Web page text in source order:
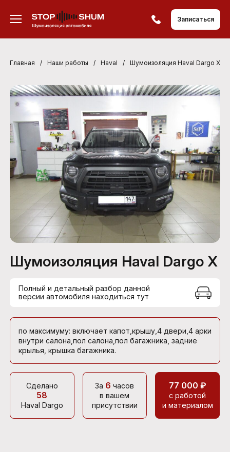
Записаться
Главная / Наши работы / Haval / Шумоизоляция Haval Dargo X
Шумоизоляция Haval Dargo X
Полный и детальный разбор данной
версии автомобиля находиться тут
по максимуму: включает капот,крышу,4 двери,4 арки
внутри салона,пол салона,пол багажника, задние
крылья, крышка багажника.
Сделано
58
Haval Dargo
За 6 часов
в вашем
присутствии
77 000 ₽
с работой
и материалом